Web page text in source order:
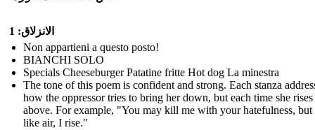
الانزلاق: 1
Non appartieni a questo posto!
BIANCHI SOLO
Specials Cheeseburger Patatine fritte Hot dog La minestra
The tone of this poem is confident and strong. Each stanza
how the oppressor tries to bring her down, but each time she rises
above. For example, "You may kill me with your hatefulness,
like air, I rise."